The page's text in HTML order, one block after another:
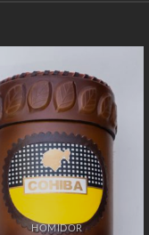
HOMIDOR